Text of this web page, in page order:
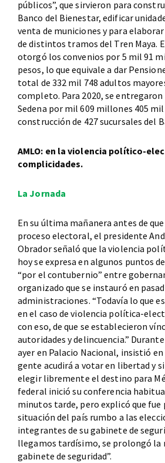
públicos”, que sirvieron para
Banco del Bienestar, edificar
venta de municiones y para
de distintos tramos del Tren Maya.
otorgó los convenios por 5 mil 91
pesos, lo que equivale a dar
total de 332 mil 748 adultos
completo. Para 2020, se
Sedena por mil 609 millones 405
construcción de 427 sucursales del
AMLO: en la violencia político-
complicidades.
La Jornada
En su última mañanera antes de
proceso electoral, el presidente
Obrador señaló que la violencia
hoy se expresa en algunos puntos
“por el contubernio” entre
organizado que se instauró en
administraciones. “Todavía lo que
en el caso de violencia política-
con eso, de que se establecieron
autoridades y delincuencia.”
ayer en Palacio Nacional, insistió
gente acudirá a votar en libertad y
elegir libremente el destino para
federal inició su conferencia
minutos tarde, pero explicó que fue
situación del país rumbo a las
integrantes de su gabinete de
llegamos tardísimo, se prolongó la
gabinete de seguridad”.